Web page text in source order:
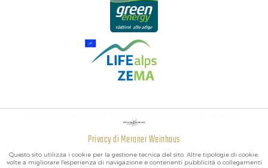
I MIGLIORI VINI DELL'ALTO ADIGE, DELL'ITALIA E DEL MONDO.
Privacy di Meraner Weinhaus
Questo sito utilizza i cookie per la gestione tecnica del sito. Altre tipologie di cookie,
volte a migliorare l'esperienza di navigazione e contenenti pubblicità o collegamenti